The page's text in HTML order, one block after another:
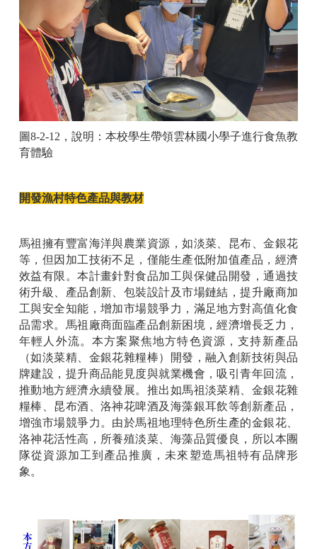
圖8-2-12 ，說明： 本校學生帶領雲林國小學子進行食魚教
育體驗
開發漁村特色產品與教材
馬祖擁有豐富海洋與農業資源，如淡菜、昆布、金銀花
等，但因加工技術不足，僅能生產低附加值產品，經濟
效益有限。本計畫針對食品加工與保健品開發，通過技
術升級、產品創新、包裝設計及市場鏈結，提升廠商加
工與安全知能，增加市場競爭力，滿足地方對高值化食
品需求。馬祖廠商面臨產品創新困境，經濟增長乏力，
年輕人外流。本方案聚焦地方特色資源，支持新產品
（如淡菜精、金銀花雜糧棒）開發，融入創新技術與品
牌建設，提升商品能見度與就業機會，吸引青年回流，
推動地方經濟永續發展。推出如馬祖淡菜精、金銀花雜
糧棒、昆布酒、洛神花啤酒及海藻銀耳飲等創新產品，
增強市場競爭力。由於馬祖地理特色所生產的金銀花、
洛神花活性高，所養殖淡菜、海藻品質優良，所以本團
隊從資源加工到產品推廣，未來塑造馬祖特有品牌形
象。